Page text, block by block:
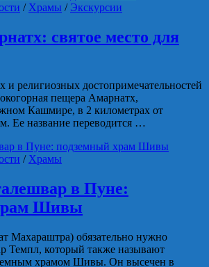
/ Храмы / Экскурсии
святое место для
религиозных достопримечательностей
пещера Амарнатх,
Кашмире, в 2 километрах от
Ее название переводится …
/ Храмы
в Пуне:
Шивы
Махараштра) обязательно нужно
Темпл, который также называют
храмом Шивы. Он высечен в